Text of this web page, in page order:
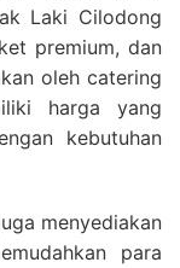
Laki Cilodong
premium, dan
oleh catering
harga yang
kebutuhan
menyediakan
para